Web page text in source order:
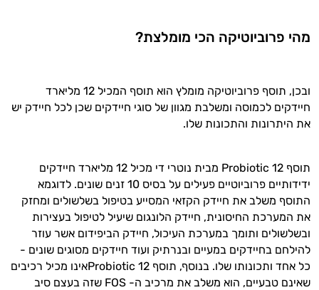
מהי פרוביוטיקה הכי מומלצת?
ובכן, תוסף פרוביוטיקה מומלץ הוא תוסף המכיל 12 מליארד
חיידקים לכמוסה ומשלבת מגוון של סוגי חיידקים שכן לכל חיידק יש
את היתרונות והתכונות שלו.
תוסף Probiotic 12 מבית נוטרי די מכיל 12 מליארד חיידקים
ידידותיים פרוביוטיים פעילים על בסיס 10 זנים שונים. לדוגמא
התוסף משלב את חיידק הקזאי המסייע בטיפול בשלשולים ומחזק
את המערכת החיסונית, חיידק הלונגום שיעיל לטיפול בעצירות
ובשלשולים ותומך במערכת העיכול, חיידק הביפידום אשר עוזר
להילחם בחיידקים במעיים ובנרתיק ועוד חיידקים מסוגים שונים -
כל אחד ותכונותו שלו. בנוסף, תוסף Probiotic 12אינו מכיל רכיבים
שאינם טבעיים, הוא משלב את מרכיב ה- FOS שזה בעצם סיב